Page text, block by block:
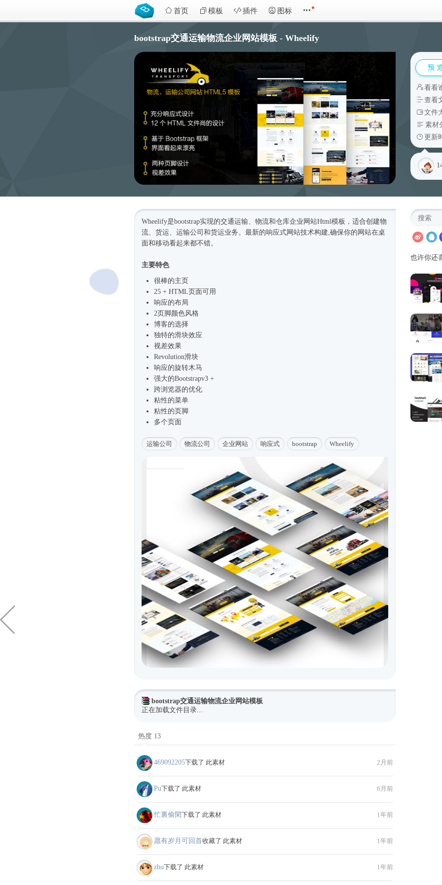
首页 模板 插件 图标
bootstrap交通运输物流企业网站模板 - Wheelify
预
看看
查看
文件
素材
更新
Wheelify是bootstrap实现的交通运输、物流和仓库企业网站Html模板 ，适合创建物
流、货运、运输公司和货运业务。最新的响应式网站技术构建,确保你的网站在桌
面和移动看起来都不错。
主要特色
很棒的主页
25 + HTML页面可用
响应的布局
2页脚颜色风格
博客的选择
独特的滑块效应
视差效果
Revolution滑块
响应的旋转木马
强大的Bootstrapv3 +
跨浏览器的优化
粘性的菜单
粘性的页脚
多个页面
运输公司 物流公司 企业网站 响应式 bootstrap Wheelify
bootstrap交通运输物流企业网站模板
正在加载文件目录...
热度 13
469092205下载了 此素材 2月前
Pu下载了 此素材 6月前
忙裏偷閑下载了 此素材 1年前
愿有岁月可回首收藏了 此素材 1年前
zhu下载了 此素材 1年前
也许你还